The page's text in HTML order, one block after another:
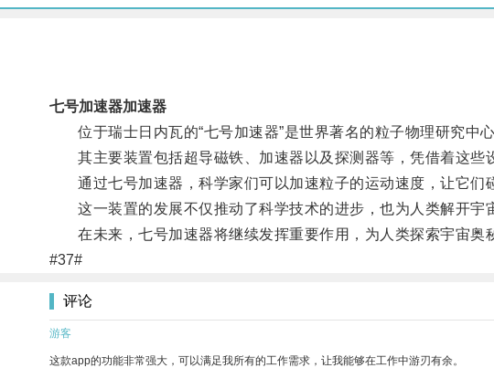
七号加速器加速器
位于瑞士日内瓦的“七号加速器”是世界著名的粒子物理研究中心
其主要装置包括超导磁铁、加速器以及探测器等，凭借着这些
通过七号加速器，科学家们可以加速粒子的运动速度，让它们
这一装置的发展不仅推动了科学技术的进步，也为人类解开宇
在未来，七号加速器将继续发挥重要作用，为人类探索宇宙奥
#37#
评论
游客
这款app的功能非常强大，可以满足我所有的工作需求，让我能够在工作中游刃有余。